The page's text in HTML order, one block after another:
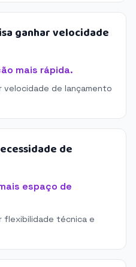
ganhar velocidade
mais rápida.
de lançamento
de
espaço de
flexibilidade técnica e